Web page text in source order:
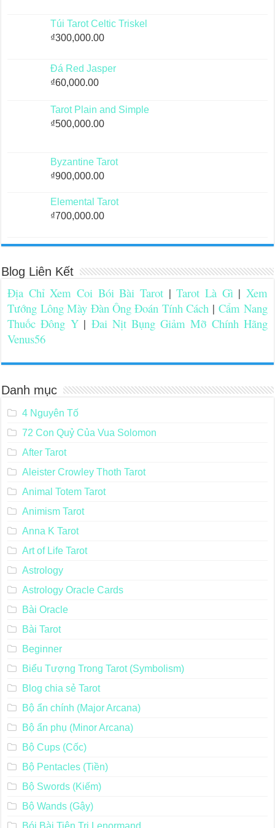
Túi Tarot Celtic Triskel
₫300,000.00
Đá Red Jasper
₫60,000.00
Tarot Plain and Simple
₫500,000.00
Byzantine Tarot
₫900,000.00
Elemental Tarot
₫700,000.00
Blog Liên Kết
Địa Chỉ Xem Coi Bói Bài Tarot |Tarot Là Gì| Xem
Tướng Lông Mày Đàn Ông Đoán Tính Cách |Cẩm Nang
Thuốc Đông Y| Đai Nịt Bụng Giảm Mỡ Chính Hãng
Venus56
Danh mục
4 Nguyên Tố
72 Con Quỷ Của Vua Solomon
After Tarot
Aleister Crowley Thoth Tarot
Animal Totem Tarot
Animism Tarot
Anna K Tarot
Art of Life Tarot
Astrology
Astrology Oracle Cards
Bài Oracle
Bài Tarot
Beginner
Biểu Tượng Trong Tarot (Symbolism)
Blog chia sẻ Tarot
Bộ ẩn chính (Major Arcana)
Bộ ẩn phụ (Minor Arcana)
Bộ Cups (Cốc)
Bộ Pentacles (Tiền)
Bộ Swords (Kiếm)
Bộ Wands (Gậy)